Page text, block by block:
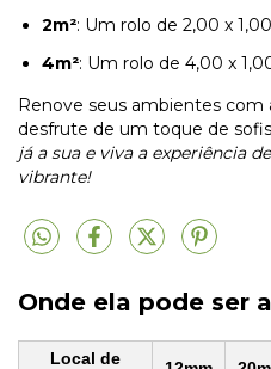
2m²: Um rolo de 2,00 x
4m²: Um rolo de 4,00 x
Renove seus ambientes com
desfrute de um toque de
já a sua e viva a experiência
vibrante!
Onde ela pode ser
Local de